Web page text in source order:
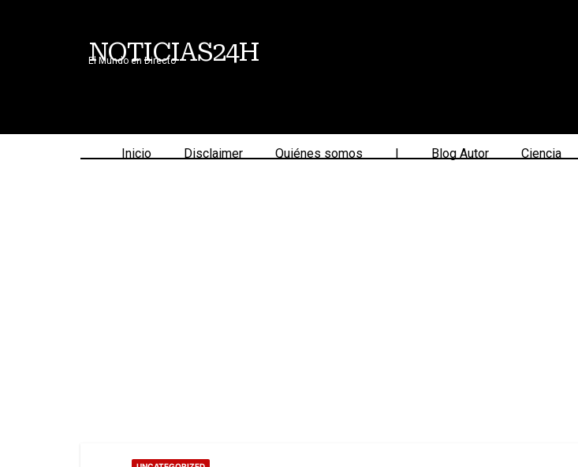
NOTICIAS24H
El Mundo en Directo
Inicio Disclaimer Quiénes somos | Blog Autor Ciencia